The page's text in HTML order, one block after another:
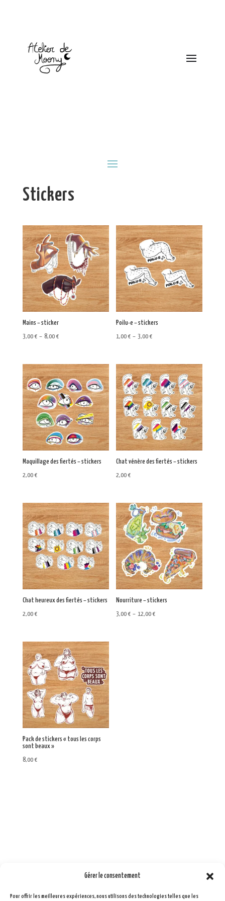
Gérer le consentement
Pour offrir les meilleures expériences, nous utilisons des technologies telles que les
Stickers
Mains – sticker
3,00€ – 8,00€Plage
3,00 €
à
8,00 €
Poilu-e – stickers
1,00€ – 3,00€Plage
1,00 €
à
3,00 €
Maquillage des fiertés – stickers
2,00€
Chat vénère des fiertés – stickers
2,00€
Chat heureux des fiertés – stickers
2,00€
Nourriture – stickers
3,00€ – 12,00€Plage
Pack de stickers « tous les corps
sont beaux »
8,00€